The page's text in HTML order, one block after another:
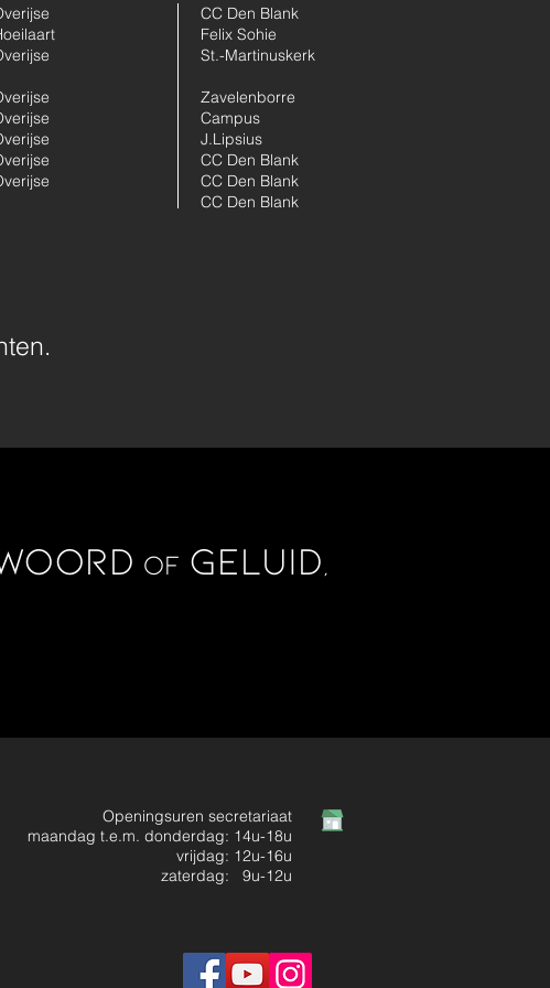
CC Den Blank
Felix Sohie
St.-Martinuskerk
Zavelenborre
Campus
J.Lipsius
CC Den Blank
CC Den Blank
CC Den Blank
of geluid,
Openingsuren secretariaat
maandag t.e.m. donderdag: 14u-18u
vrijdag: 12u-16u
zaterdag: 9u-12u